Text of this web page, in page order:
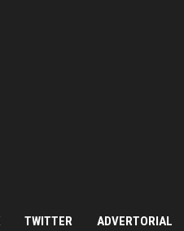
TWITTER ADVERTORIAL